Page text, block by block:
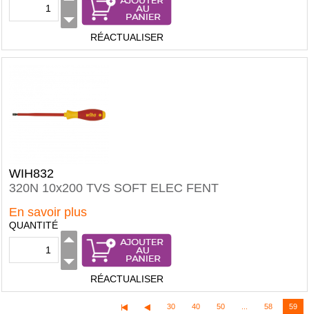
RÉACTUALISER
WIH832
320N 10x200 TVS SOFT ELEC FENT
En savoir plus
QUANTITÉ
RÉACTUALISER
30 40 50 58 59